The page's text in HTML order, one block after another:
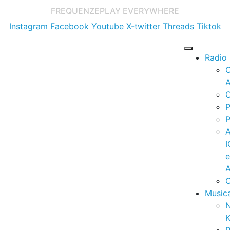
FREQUENZEPLAY EVERYWHERE
Instagram Facebook Youtube X-twitter Threads Tiktok
Radio
e